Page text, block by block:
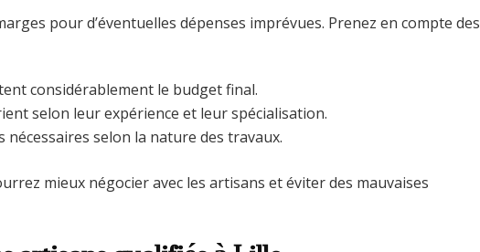
pour d’éventuelles dépenses imprévues. Prenez en compte des
considérablement le budget final.
selon leur expérience et leur spécialisation.
nécessaires selon la nature des travaux.
mieux négocier avec les artisans et éviter des mauvaises